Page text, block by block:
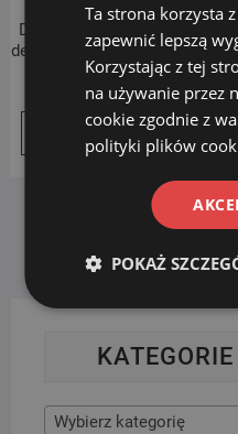
Dozownik do mydła i płynów
dezynfekcyjnych DERO 1000ml
119.00
Dodaj do koszyka
Wybierz kategorię
Ta strona korzysta
zapewnić lepszą
Korzystając z tej
na używanie przez
cookie zgodnie z
polityki plików
POKAŻ